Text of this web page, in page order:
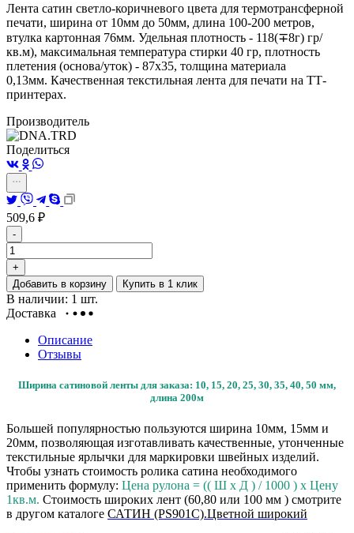
Лента сатин светло-коричневого цвета для термотрансферной
печати, ширина от 10мм до 50мм, длина 100-200 метров,
втулка картонная 76мм. Удельная плотность - 118(∓8г) гр/
кв.м), максимальная температура стирки 40 гр, плотность
плетения (основа/уток) - 87х35, толщина материала
0,13мм. Качественная текстильная лента для печати на ТТ-
принтерах.
Производитель
Поделиться
509,6 ₽
-
+
Добавить в корзину
Купить в 1 клик
В наличии: 1 шт.
Доставка
Описание
Отзывы
Ширина сатиновой ленты для заказа: 10, 15, 20, 25, 30, 35, 40, 50 мм,
длина 200м
Большей популярностью пользуются ширина 10мм, 15мм и
20мм, позволяющая изготавливать качественные, утонченные
текстильные ярлычки для маркировки швейных изделий.
Чтобы узнать стоимость ролика сатина необходимого
применить формулу: Цена рулона = (( Ш х Д ) / 1000 ) х Цену
1кв.м. Стоимость широких лент (60,80 или 100 мм ) смотрите
в другом каталоге САТИН (PS901C).Цветной широкий